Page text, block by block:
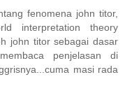
fenomena john titor,
interpretation theory
john titor sebagai dasar
penjelasan di
masi rada